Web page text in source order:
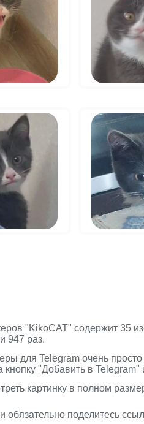
"KikoCAT" содержит 35
947 раз.
для Telegram очень
кнопку "Добавить в Telegram"
картинку в полном
обязательно поделитесь